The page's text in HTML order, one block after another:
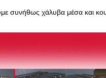
συνήθως χάλυβα μέσα και